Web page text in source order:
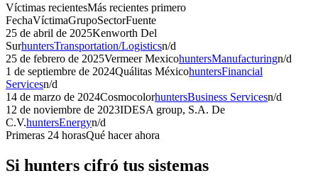
Víctimas recientesMás recientes primero
FechaVíctimaGrupoSectorFuente
25 de abril de 2025Kenworth Del
SurhuntersTransportation/Logisticsn/d
25 de febrero de 2025Vermeer MexicohuntersManufacturingn/d
1 de septiembre de 2024Quálitas MéxicohuntersFinancial
Servicesn/d
14 de marzo de 2024CosmocolorhuntersBusiness Servicesn/d
12 de noviembre de 2023IDESA group, S.A. De
C.V.huntersEnergyn/d
Primeras 24 horasQué hacer ahora
Si hunters cifró tus sistemas